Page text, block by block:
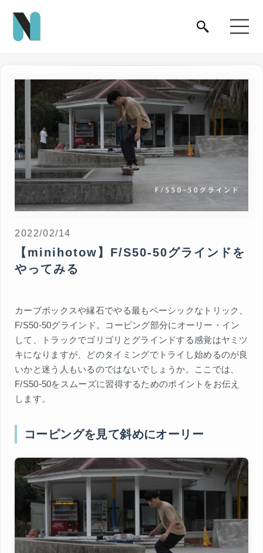
2022/02/14
【minihotow】F/S50-50グラインドを
やってみる
カーブボックスや縁石でやる最もベーシックなトリック、
F/S50-50グラインド。コーピング部分にオーリー・イン
して、トラックでゴリゴリとグラインドする感覚はヤミツ
キになりますが、どのタイミングでトライし始めるのが良
いかと迷う人もいるのではないでしょうか。ここでは、
F/S50-50をスムーズに習得するためのポイントをお伝え
します。
コーピングを見て斜めにオーリー